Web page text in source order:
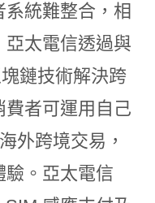
統難整合，相
太電信透過與
鏈技術解決跨
者可運用自己
外跨境交易，
驗。亞太電信